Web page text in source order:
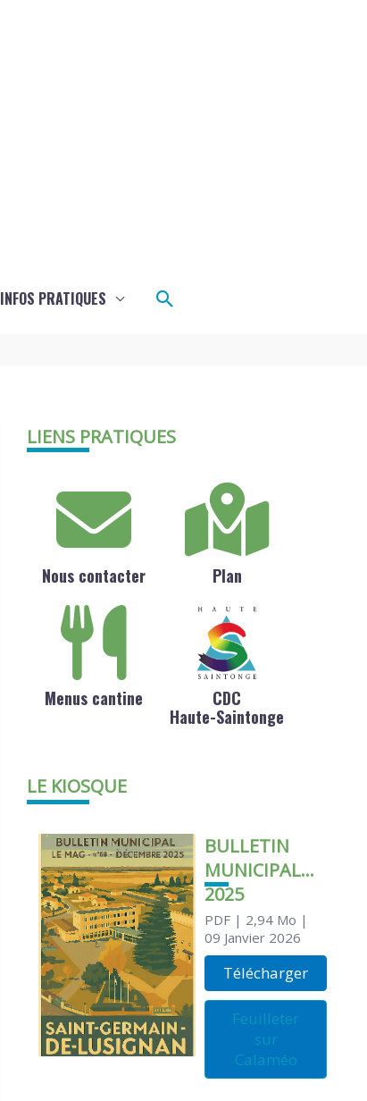
INFOS PRATIQUES Rechercher
LIENS PRATIQUES
Nous contacter Plan
Menus cantine
CDC
Haute-Saintonge
LE KIOSQUE
BULLETIN
MUNICIPAL
2025
PDF| 2,94 Mo |
09 Janvier 2026
Télécharger
Feuilleter
sur
Calaméo